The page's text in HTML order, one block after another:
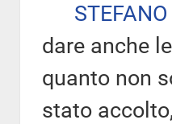
dare anche
quanto non
stato